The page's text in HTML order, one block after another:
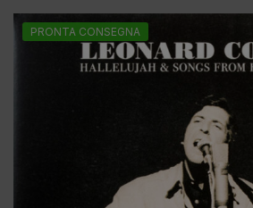
PRONTA CONSEGNA